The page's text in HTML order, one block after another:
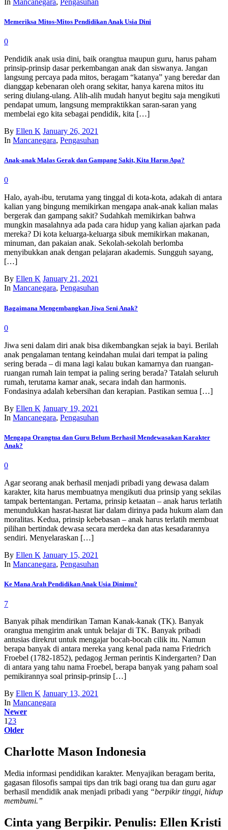
Memeriksa Mitos-Mitos Pendidikan Anak Usia Dini
0
Pendidik anak usia dini, baik orangtua maupun guru, harus paham
prinsip-prinsip dasar perkembangan anak dan siswanya. Jangan
langsung percaya pada mitos, beragam “katanya” yang beredar dan
dianggap kebenaran oleh orang sekitar, hanya karena mitos itu
sering diulang-ulang. Alih-alih mudah hanyut begitu saja mengikuti
pendapat umum, langsung mempraktikkan saran-saran yang
membelai ego kita sebagai pendidik, kita […]
By Ellen K January 26, 2021
In Mancanegara, Pengasuhan
Anak-anak Malas Gerak dan Gampang Sakit, Kita Harus Apa?
0
Halo, ayah-ibu, terutama yang tinggal di kota-kota, adakah di antara
kalian yang bingung memikirkan mengapa anak-anak kalian malas
bergerak dan gampang sakit? Sudahkah memikirkan bahwa
mungkin masalahnya ada pada cara hidup yang kalian ajarkan pada
mereka? Di kota keluarga-keluarga sibuk memikirkan makanan,
minuman, dan pakaian anak. Sekolah-sekolah berlomba
menyibukkan anak dengan pelajaran akademis. Sungguh sayang,
[…]
By Ellen K January 21, 2021
In Mancanegara, Pengasuhan
Bagaimana Mengembangkan Jiwa Seni Anak?
0
Jiwa seni dalam diri anak bisa dikembangkan sejak ia bayi. Berilah
anak pengalaman tentang keindahan mulai dari tempat ia paling
sering berada – di mana lagi kalau bukan kamarnya dan ruangan-
ruangan rumah lain tempat ia paling sering berada? Tatalah seluruh
rumah, terutama kamar anak, secara indah dan harmonis.
Fondasinya adalah kebersihan dan kerapian. Pastikan semua […]
By Ellen K January 19, 2021
In Mancanegara, Pengasuhan
Mengapa Orangtua dan Guru Belum Berhasil Mendewasakan Karakter
Anak?
0
Agar seorang anak berhasil menjadi pribadi yang dewasa dalam
karakter, kita harus membuatnya mengikuti dua prinsip yang sekilas
tampak bertentangan. Pertama, prinsip ketaatan – anak harus terlatih
menundukkan hasrat-hasrat liar dalam dirinya pada hukum alam dan
moralitas. Kedua, prinsip kebebasan – anak harus terlatih membuat
pilihan bertindak dewasa secara merdeka dan atas kesadarannya
sendiri. Menyelaraskan […]
By Ellen K January 15, 2021
In Mancanegara, Pengasuhan
Ke Mana Arah Pendidikan Anak Usia Dinimu?
7
Banyak pihak mendirikan Taman Kanak-kanak (TK). Banyak
orangtua mengirim anak untuk belajar di TK. Banyak pribadi
antusias direkrut untuk mengajar bocah-bocah cilik itu. Namun
berapa banyak di antara mereka yang kenal pada nama Friedrich
Froebel (1782-1852), pedagog Jerman perintis Kindergarten? Dan
di antara yang tahu nama Froebel, berapa banyak yang paham soal
pemikirannya soal prinsip-prinsip […]
By Ellen K January 13, 2021
In Mancanegara
Newer
123
Older
Charlotte Mason Indonesia
Media informasi pendidikan karakter. Menyajikan beragam berita,
gagasan filosofis sampai tips dan trik bagi orang tua dan guru agar
berhasil mendidik anak menjadi pribadi yang “berpikir tinggi, hidup
membumi.”
Cinta yang Berpikir. Penulis: Ellen Kristi